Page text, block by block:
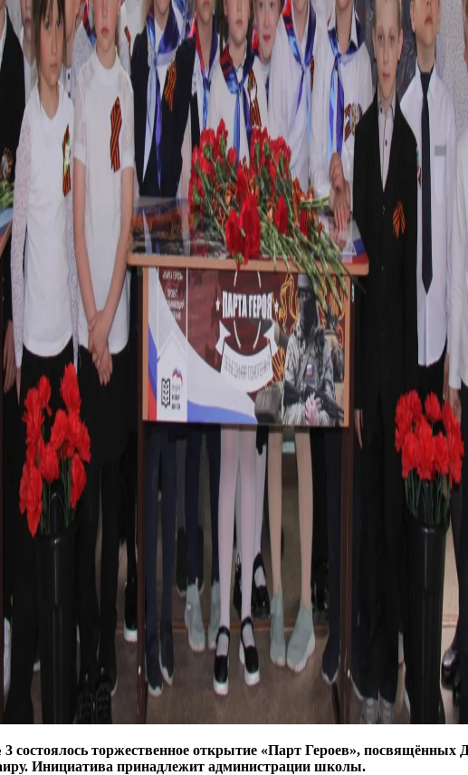
состоялось торжественное открытие «Парт Героев»,
Инициатива принадлежит администрации школы.